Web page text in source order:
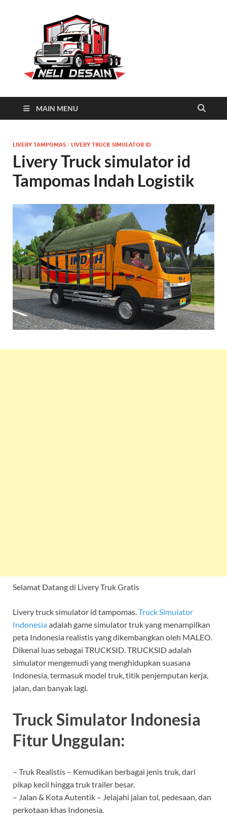
MAIN MENU
LIVERY TAMPOMAS / LIVERY TRUCK SIMULATOR ID
Livery Truck simulator id
Tampomas Indah Logistik
Selamat Datang di Livery Truk Gratis
Livery truck simulator id tampomas.Truck Simulator
Indonesiaadalah game simulator truk yang menampilkan
peta Indonesia realistis yang dikembangkan oleh MALEO.
Dikenal luas sebagai TRUCKSID. TRUCKSID adalah
simulator mengemudi yang menghidupkan suasana
Indonesia, termasuk model truk, titik penjemputan kerja,
jalan, dan banyak lagi.
Truck Simulator Indonesia
Fitur Unggulan:
– Truk Realistis – Kemudikan berbagai jenis truk, dari
pikap kecil hingga truk trailer besar.
– Jalan & Kota Autentik – Jelajahi jalan tol, pedesaan, dan
perkotaan khas Indonesia.